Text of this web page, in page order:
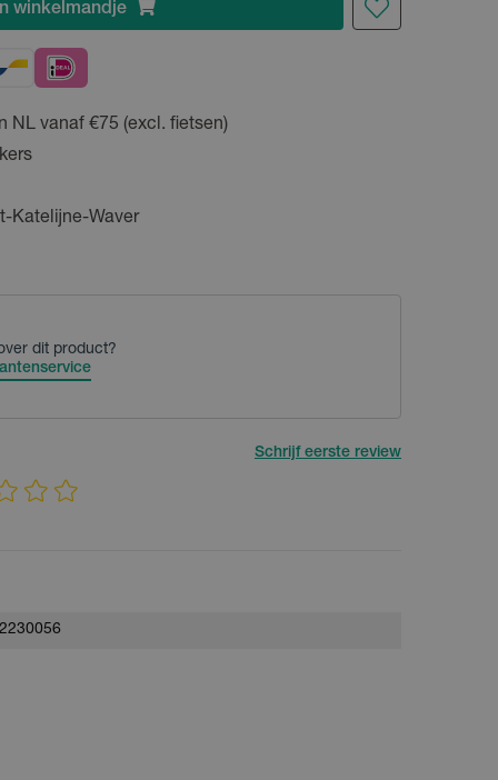
winkelmandje
NL vanaf €75 (excl. fietsen)
Katelijne-Waver
dit product?
Schrijf eerste review